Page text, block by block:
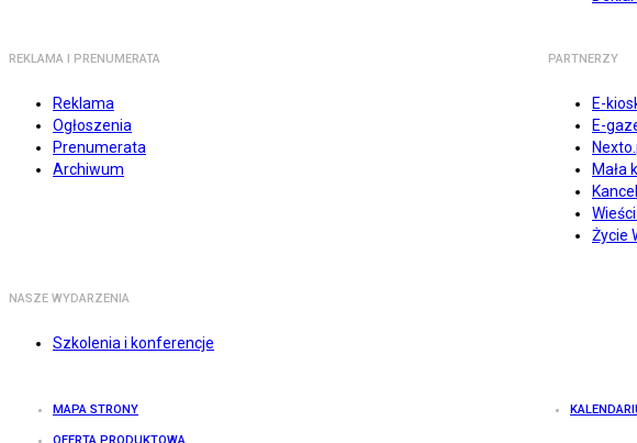
REKLAMA I PRENUMERATA
Reklama
Ogłoszenia
Prenumerata
Archiwum
PARTNERZY
E-
E-
Mała
Życie
NASZE WYDARZENIA
Szkolenia i konferencje
MAPA STRONY